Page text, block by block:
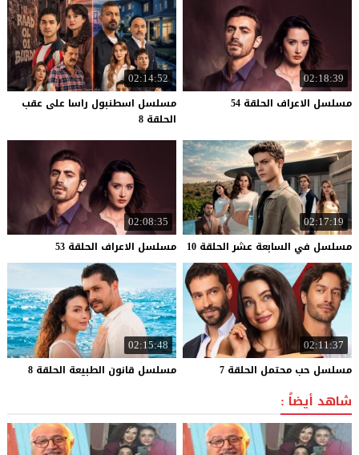
02:18:39
مسلسل الاعراف الحلقة 54
02:14:52
مسلسل اسطنبول راسا على عقب
الحلقة 8
02:17:19
مسلسل في السابعة عشر الحلقة 10
02:08:35
مسلسل الاعراف الحلقة 53
02:11:37
مسلسل حب محتمل الحلقة 7
02:15:48
مسلسل قانون الطبيعة الحلقة 8
شاهد أيضاً :